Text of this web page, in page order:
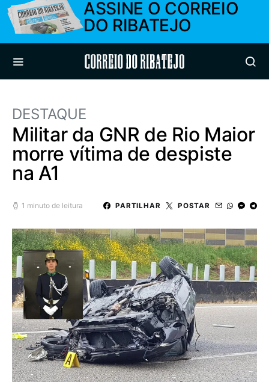
ASSINE O CORREIO
DO RIBATEJO
Correio do Ribatejo
DESTAQUE
Militar da GNR de Rio Maior
morre vítima de despiste
na A1
1 minuto de leitura PARTILHAR POSTAR